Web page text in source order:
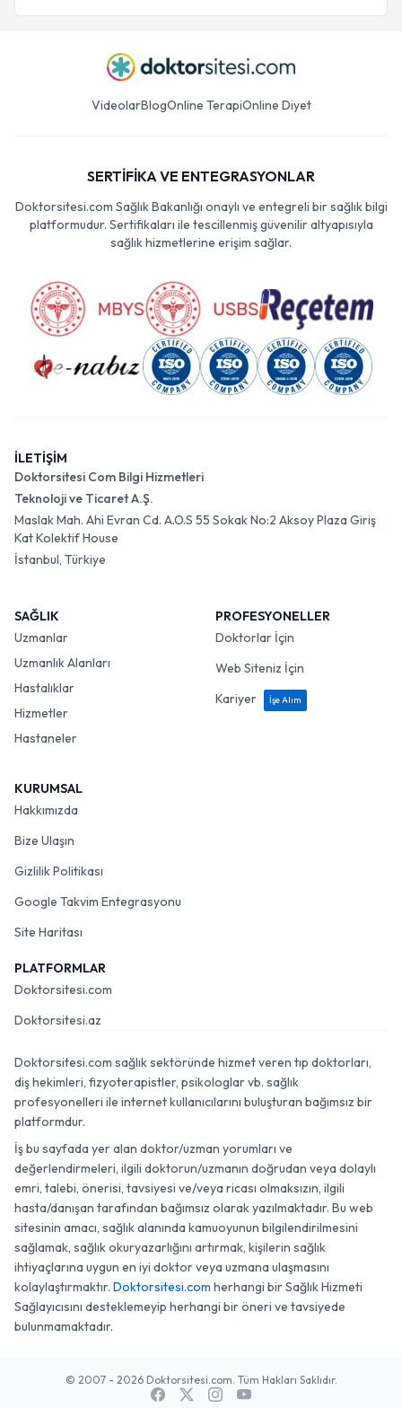
VideolarBlogOnline TerapiOnline Diyet
SERTİFİKA VE ENTEGRASYONLAR
Doktorsitesi.com Sağlık Bakanlığı onaylı ve entegreli bir sağlık bilgi
platformudur. Sertifikaları ile tescillenmiş güvenilir altyapısıyla
sağlık hizmetlerine erişim sağlar.
İLETİŞİM
Doktorsitesi Com Bilgi Hizmetleri
Teknoloji ve Ticaret A.Ş.
Maslak Mah. Ahi Evran Cd. A.O.S 55 Sokak No:2 Aksoy Plaza Giriş
Kat Kolektif House
İstanbul, Türkiye
SAĞLIK
Uzmanlar
Uzmanlık Alanları
Hastalıklar
Hizmetler
Hastaneler
PROFESYONELLER
Doktorlar İçin
Web Siteniz İçin
Kariyer
İşe Alım
KURUMSAL
Hakkımızda
Bize Ulaşın
Gizlilik Politikası
Google Takvim Entegrasyonu
Site Haritası
PLATFORMLAR
Doktorsitesi.com
Doktorsitesi.az
Doktorsitesi.com sağlık sektöründe hizmet veren tıp doktorları,
diş hekimleri, fizyoterapistler, psikologlar vb. sağlık
profesyonelleri ile internet kullanıcılarını buluşturan bağımsız bir
platformdur.
İş bu sayfada yer alan doktor/uzman yorumları ve
değerlendirmeleri, ilgili doktorun/uzmanın doğrudan veya dolaylı
emri, talebi, önerisi, tavsiyesi ve/veya ricası olmaksızın, ilgili
hasta/danışan tarafından bağımsız olarak yazılmaktadır. Bu web
sitesinin amacı, sağlık alanında kamuoyunun bilgilendirilmesini
sağlamak, sağlık okuryazarlığını artırmak, kişilerin sağlık
ihtiyaçlarına uygun en iyi doktor veya uzmana ulaşmasını
kolaylaştırmaktır. Doktorsitesi.com herhangi bir Sağlık Hizmeti
Sağlayıcısını desteklemeyip herhangi bir öneri ve tavsiyede
bulunmamaktadır.
© 2007 - 2026 Doktorsitesi.com. Tüm Hakları Saklıdır.